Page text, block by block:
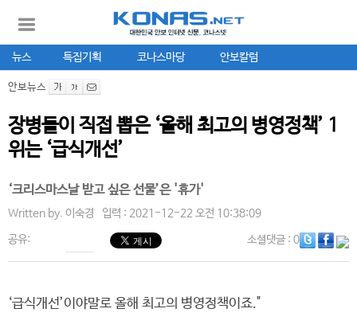
뉴스 특집기획 코나스마당 안보칼럼
안보뉴스
장병들이 직접 뽑은 ‘올해 최고의 병영정책’ 1
위는 ‘급식개선’
‘크리스마스날 받고 싶은 선물’은 '휴가'
Written by. 이숙경 입력 : 2021-12-22 오전 10:38:09
공유: 소셜댓글: 0
‘급식개선’이야말로 올해 최고의 병영정책이죠."